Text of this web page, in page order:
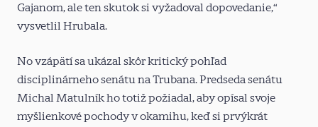
Gajanom, ale ten skutok si vyžadoval dopovedanie,“
vysvetlil Hrubala.
No vzápätí sa ukázal skôr kritický pohľad
disciplinárneho senátu na Trubana. Predseda senátu
Michal Matulník ho totiž požiadal, aby opísal svoje
myšlienkové pochody v okamihu, keď si prvýkrát